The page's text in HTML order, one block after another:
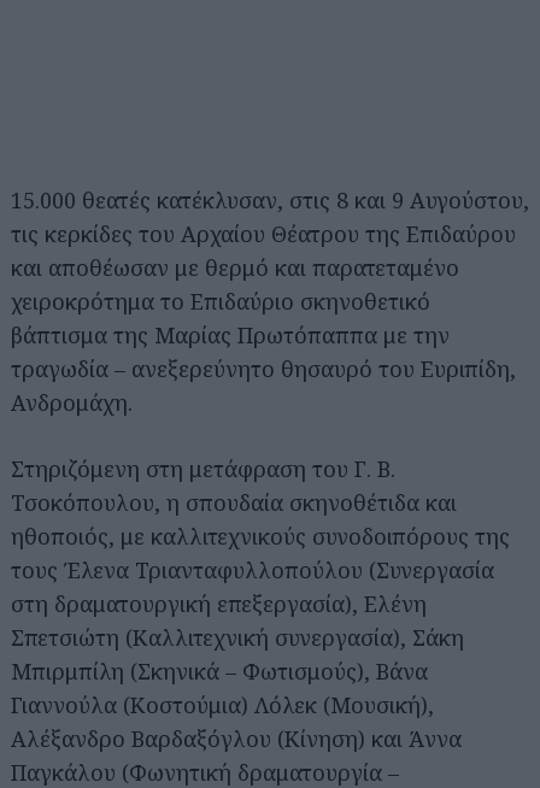
15.000 θεατές κατέκλυσαν, στις 8 και 9 Αυγούστου,
τις κερκίδες του Αρχαίου Θέατρου της Επιδαύρου
και αποθέωσαν με θερμό και παρατεταμένο
χειροκρότημα το Επιδαύριο σκηνοθετικό
βάπτισμα της Μαρίας Πρωτόπαππα με την
τραγωδία – ανεξερεύνητο θησαυρό του Ευριπίδη,
Ανδρομάχη.
Στηριζόμενη στη μετάφραση του Γ. Β.
Τσοκόπουλου, η σπουδαία σκηνοθέτιδα και
ηθοποιός, με καλλιτεχνικούς συνοδοιπόρους της
τους Έλενα Τριανταφυλλοπούλου (Συνεργασία
στη δραματουργική επεξεργασία), Ελένη
Σπετσιώτη (Καλλιτεχνική συνεργασία), Σάκη
Μπιρμπίλη (Σκηνικά – Φωτισμούς), Βάνα
Γιαννούλα (Κοστούμια) Λόλεκ (Μουσική),
Αλέξανδρο Βαρδαξόγλου (Κίνηση) και Άννα
Παγκάλου (Φωνητική δραματουργία –